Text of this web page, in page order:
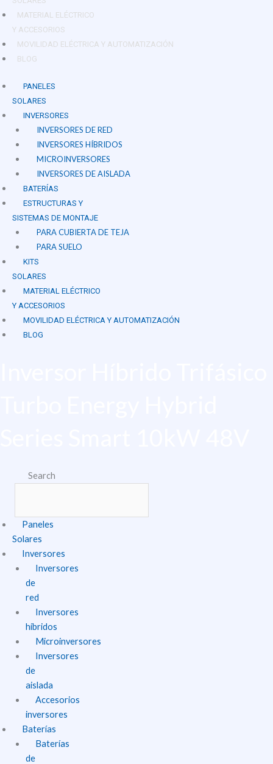
MATERIAL ELÉCTRICO
Y ACCESORIOS
MOVILIDAD ELÉCTRICA Y AUTOMATIZACIÓN
BLOG
PANELES
SOLARES
INVERSORES
INVERSORES DE RED
INVERSORES HÍBRIDOS
MICROINVERSORES
INVERSORES DE AISLADA
BATERÍAS
ESTRUCTURAS Y
SISTEMAS DE MONTAJE
PARA CUBIERTA DE TEJA
PARA SUELO
KITS
SOLARES
MATERIAL ELÉCTRICO
Y ACCESORIOS
MOVILIDAD ELÉCTRICA Y AUTOMATIZACIÓN
BLOG
Search
Paneles
Solares
Inversores
Inversores
de
red
Inversores
híbridos
Microinversores
Inversores
de
aislada
Accesorios
inversores
Baterías
Baterías
de